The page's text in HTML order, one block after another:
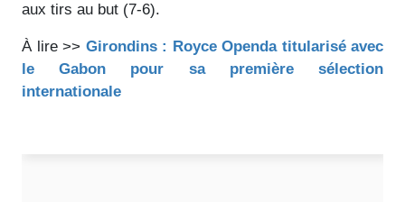
aux tirs au but (7-6).
À lire >> Girondins : Royce Openda titularisé avec
le Gabon pour sa première sélection
internationale